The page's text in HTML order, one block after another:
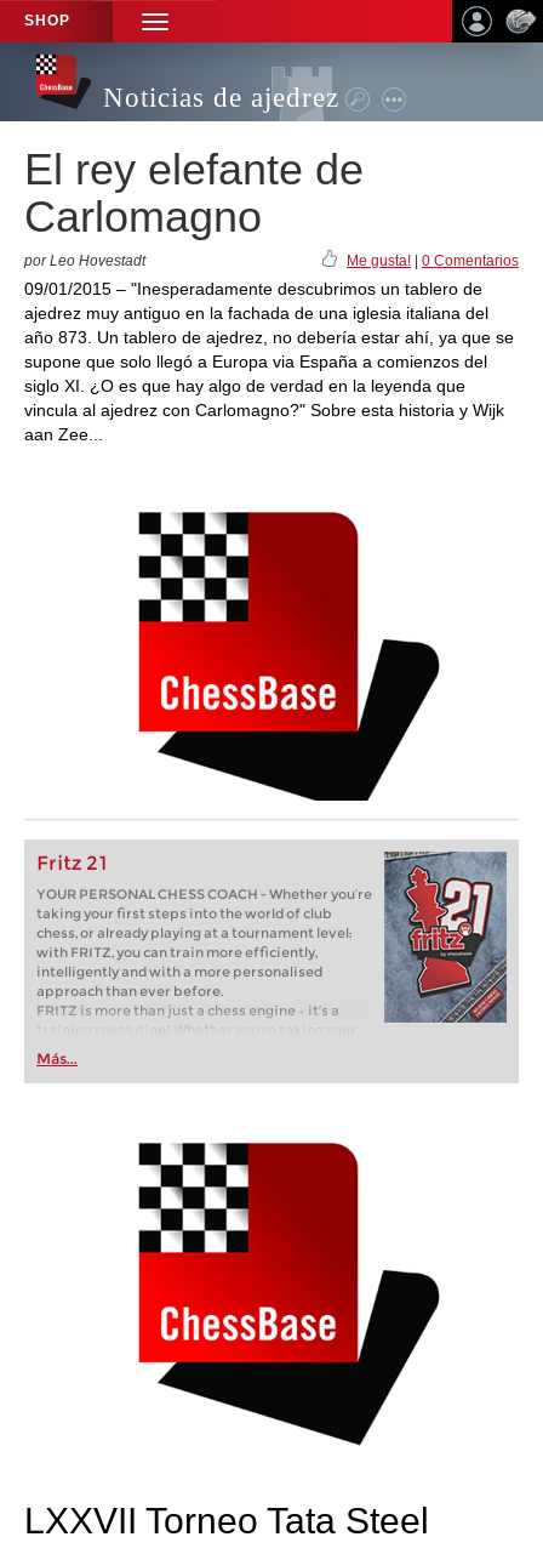
SHOP
TOGGLE
NAVIGATION
Noticias de ajedrez
El rey elefante de
Carlomagno
por Leo Hovestadt Me gusta! 0 Comentarios
09/01/2015 – "Inesperadamente descubrimos un tablero de
ajedrez muy antiguo en la fachada de una iglesia italiana del
año 873. Un tablero de ajedrez, no debería estar ahí, ya que se
supone que solo llegó a Europa via España a comienzos del
siglo XI. ¿O es que hay algo de verdad en la leyenda que
vincula al ajedrez con Carlomagno?" Sobre esta historia y Wijk
aan Zee...
Fritz 21
YOUR PERSONAL CHESS COACH - Whether you’re
taking your first steps into the world of club
chess, or already playing at a tournament level:
with FRITZ, you can train more efficiently,
intelligently and with a more personalised
approach than ever before.
FRITZ is more than just a chess engine – it’s a
training revolution! Whether you’re taking your
first steps into the world of club chess, or already
playing at a tournament level: with FRITZ, you can
train more efficiently, intelligently and with a
Más...
LXXVII Torneo Tata Steel